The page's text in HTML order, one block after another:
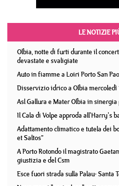
LE NOTIZIE
Olbia, notte di furti durante il
devastate e svaligiate
Auto in fiamme a Loiri Porto San
Disservizio idrico a Olbia mercoledì
Asl Gallura e Mater Olbia in
Il Cala di Volpe approda all'Harry's
Adattamento climatico e tutela dei
et Saltos”
A Porto Rotondo il magistrato
giustizia e del Csm
Esce fuori strada sulla Palau- Santa